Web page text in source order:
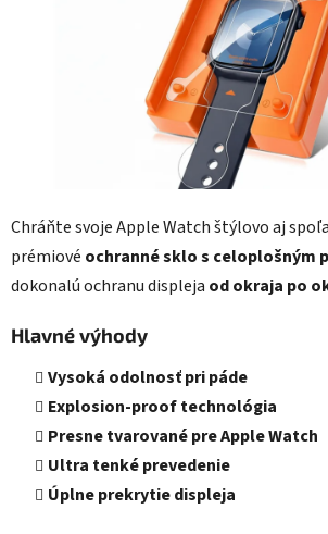
Chráňte svoje Apple Watch štýlovo aj
prémiové ochranné sklo s celoplošným
dokonalú ochranu displeja odokraja po
Hlavné výhody
Vysoká odolnosťpri páde
Explosion-proof technológia
Presne tvarované pre Apple Watch
Ultra tenké prevedenie
Úplne prekrytie displeja